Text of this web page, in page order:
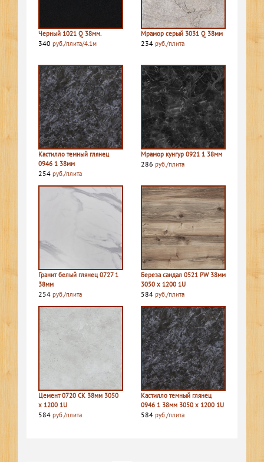
Черный 1021 Q 38мм.
340 руб./плита/4.1м
Мрамор серый 3031 Q 38мм
234 руб./плита
Кастилло темный глянец
0946 1 38мм
254 руб./плита
Мрамор кунгур 0921 1 38мм
286 руб./плита
Гранит белый глянец 0727 1
38мм
254 руб./плита
Береза сандал 0521 PW 38мм
3050 х 1200 1U
584 руб./плита
Цемент 0720 CK 38мм 3050
х 1200 1U
584 руб./плита
Кастилло темный глянец
0946 1 38мм 3050 х 1200 1U
584 руб./плита